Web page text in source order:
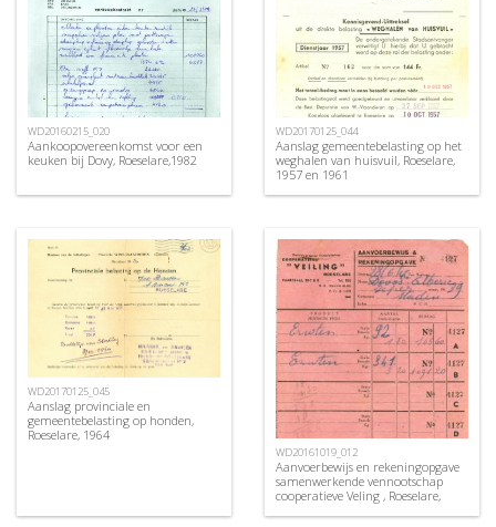
WD20160215_020
Aankoopovereenkomst voor een
keuken bij Dovy, Roeselare,1982
WD20170125_044
Aanslag gemeentebelasting op het
weghalen van huisvuil, Roeselare,
1957 en 1961
WD20170125_045
Aanslag provinciale en
gemeentebelasting op honden,
Roeselare, 1964
WD20161019_012
Aanvoerbewijs en rekeningopgave
samenwerkende vennootschap
cooperatieve Veling , Roeselare,